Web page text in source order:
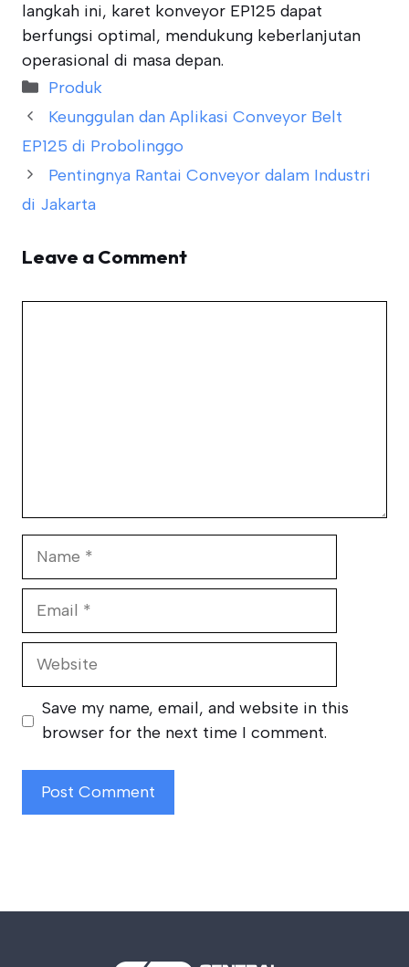
langkah ini, karet konveyor EP125 dapat
berfungsi optimal, mendukung keberlanjutan
operasional di masa depan.
Categories
Produk
Keunggulan dan Aplikasi Conveyor Belt
EP125 di Probolinggo
Pentingnya Rantai Conveyor dalam Industri
di Jakarta
Leave a Comment
Website
Save my name, email, and website in this
browser for the next time I comment.